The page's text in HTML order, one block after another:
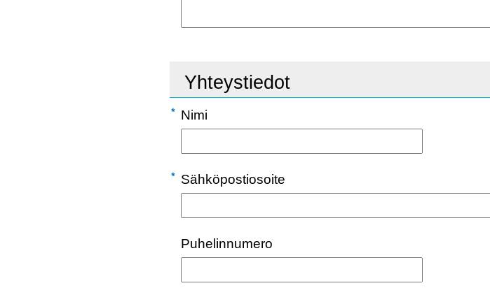
Yhteystiedot
Nimi
Sähköpostiosoite
Puhelinnumero